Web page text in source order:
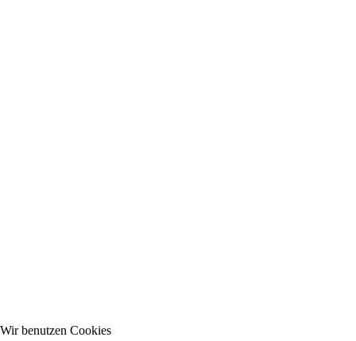
Wir benutzen Cookies